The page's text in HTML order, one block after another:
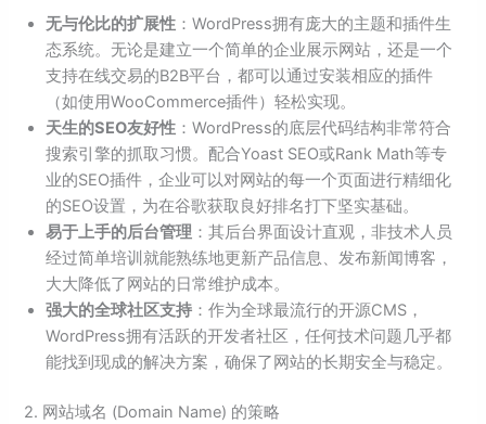
无与伦比的扩展性 ：WordPress拥有庞大的主题和插件生
态系统。无论是建立一个简单的企业展示网站，还是一个
支持在线交易的B2B平台，都可以通过安装相应的插件
（如使用WooCommerce插件）轻松实现。
天生的SEO友好性 ：WordPress的底层代码结构非常符合
搜索引擎的抓取习惯。配合Yoast SEO或Rank Math等专
业的SEO插件，企业可以对网站的每一个页面进行精细化
的SEO设置，为在谷歌获取良好排名打下坚实基础。
易于上手的后台管理 ：其后台界面设计直观，非技术人员
经过简单培训就能熟练地更新产品信息、发布新闻博客，
大大降低了网站的日常维护成本。
强大的全球社区支持 ：作为全球最流行的开源CMS，
WordPress拥有活跃的开发者社区，任何技术问题几乎都
能找到现成的解决方案，确保了网站的长期安全与稳定。
2. 网站域名 (Domain Name) 的策略